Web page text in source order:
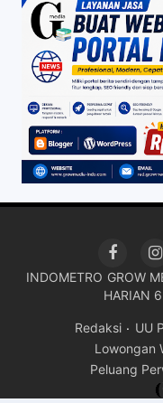
INDOMETRO GROW
HARIAN
Redaksi UU
Lowongan
Peluang